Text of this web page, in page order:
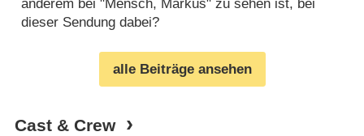
anderem bei "Mensch, Markus" zu sehen ist, bei
dieser Sendung dabei?
alle Beiträge ansehen
Cast & Crew